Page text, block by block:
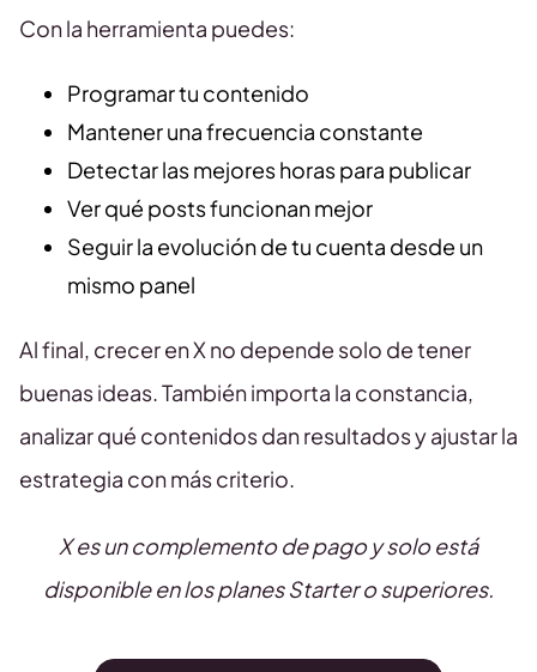
Con la herramienta puedes:
Programar tu contenido
Mantener una frecuencia constante
Detectar las mejores horas para publicar
Ver qué posts funcionan mejor
Seguir la evolución de tu cuenta desde un
mismo panel
Al final, crecer en X no depende solo de tener
buenas ideas. También importa la constancia,
analizar qué contenidos dan resultados y ajustar la
estrategia con más criterio.
X es un complemento de pago y solo está
disponible en los planes Starter o superiores.